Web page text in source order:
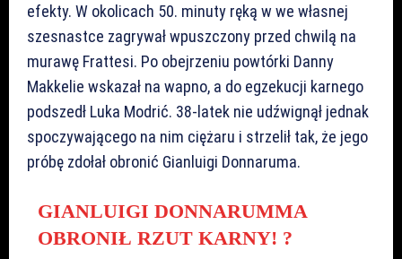
efekty. W okolicach 50. minuty ręką w we własnej
szesnastce zagrywał wpuszczony przed chwilą na
murawę Frattesi. Po obejrzeniu powtórki Danny
Makkelie wskazał na wapno, a do egzekucji karnego
podszedł Luka Modrić. 38-latek nie udźwignął jednak
spoczywającego na nim ciężaru i strzelił tak, że jego
próbę zdołał obronić Gianluigi Donnaruma.
GIANLUIGI DONNARUMMA
OBRONIŁ RZUT KARNY! ?